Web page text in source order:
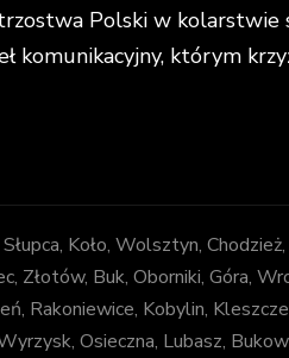
Polski w kolarstwie
komunikacyjny, którym
Koło, Wolsztyn,
Buk, Oborniki, Góra,
Rakoniewice, Kobylin,
Osieczna, Lubasz,